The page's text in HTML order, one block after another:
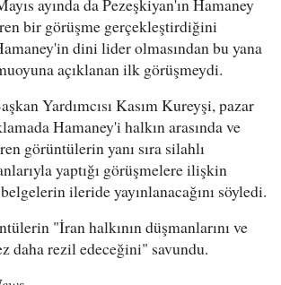
bir görüşme gerçekleştirdiğini
dini lider olmasından bu yana
açıklanan ilk görüşmeydi.
Yardımcısı Kasım Kureyşi, pazar
Hamaney'i halkın arasında ve
görüntülerin yanı sıra silahlı
yaptığı görüşmelere ilişkin
ileride yayınlanacağını söyledi.
"İran halkının düşmanlarını ve
daha rezil edeceğini" savundu.